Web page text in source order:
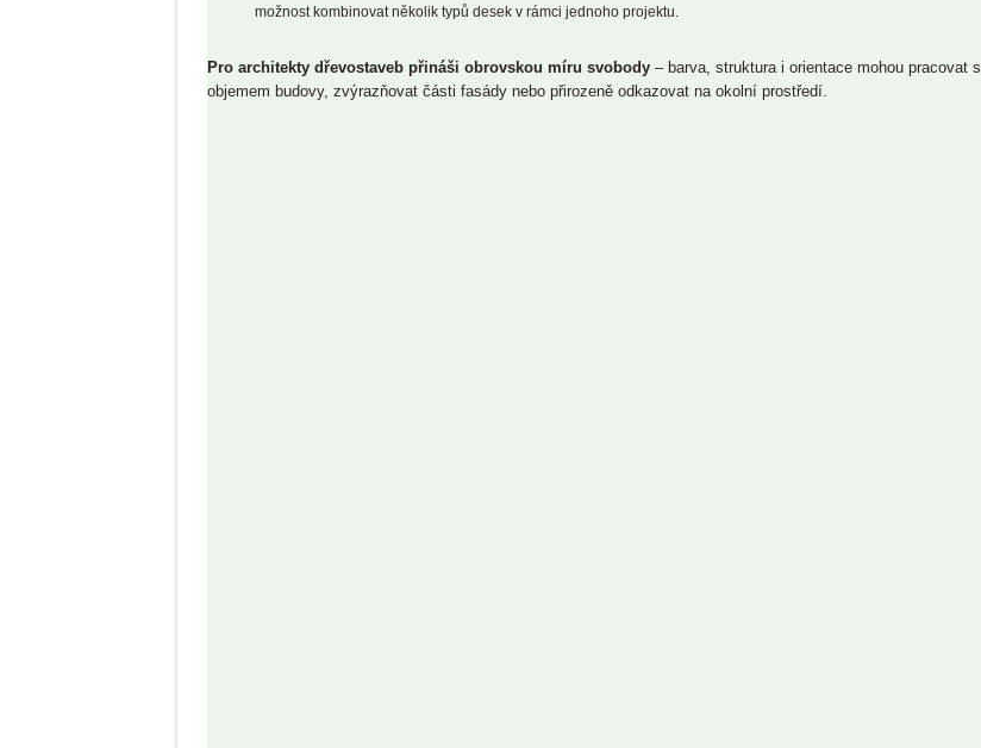
možnost kombinovat několik typů desek v rámci jednoho projektu.
Pro architekty dřevostaveb přináši obrovskou míru svobody – barva, struktura i orientace mohou pracovat s
objemem budovy, zvýrazňovat části fasády nebo přirozeně odkazovat na okolní prostředí.